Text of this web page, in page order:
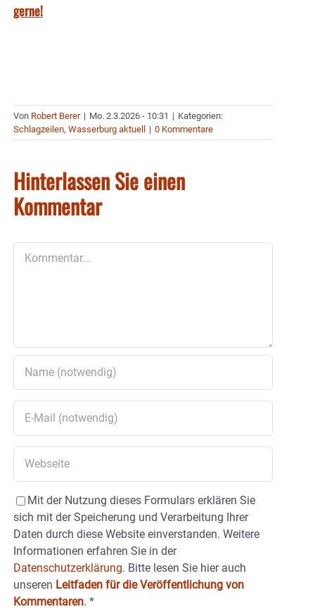
gerne!
Von Robert Berer | Mo. 2.3.2026 - 10:31 | Kategorien:
Schlagzeilen, Wasserburg aktuell | 0 Kommentare
Hinterlassen Sie einen
Kommentar
Mit der Nutzung dieses Formulars erklären Sie
sich mit der Speicherung und Verarbeitung Ihrer
Daten durch diese Website einverstanden. Weitere
Informationen erfahren Sie in der
Datenschutzerklärung. Bitte lesen Sie hier auch
unseren Leitfaden für die Veröffentlichung von
Kommentaren. *